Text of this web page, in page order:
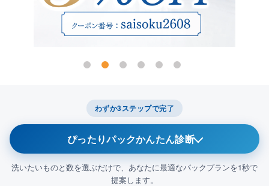
わずか3ステップで完了
ぴったりパックかんたん診断
洗いたいものと数を選ぶだけで、あなたに最適なパックプランを1秒で
提案します。